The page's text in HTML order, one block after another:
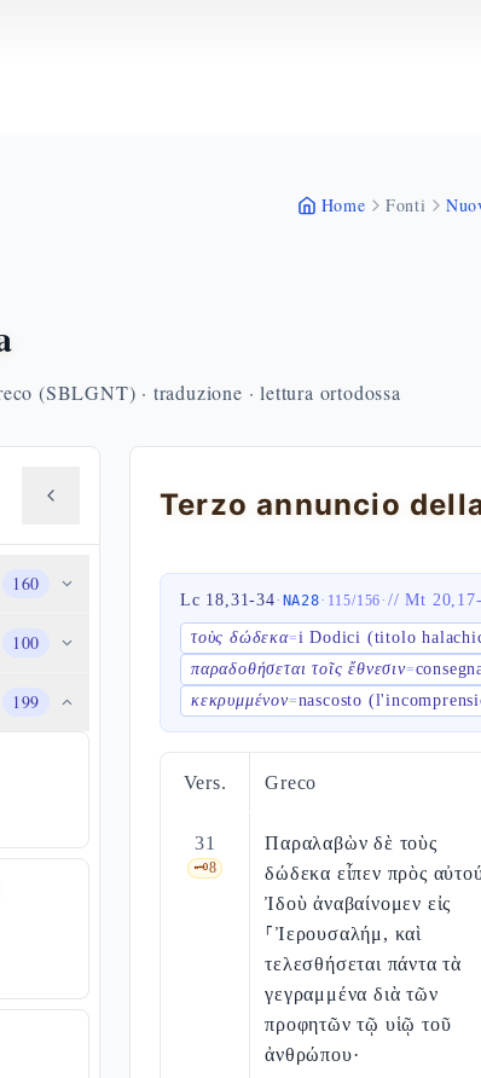
Home Fonti
(SBLGNT) · traduzione · lettura ortodossa
160
100
199
Terzo annuncio
Lc 18,31-34· NA28· 115/156·//Mt
τοὺς δώδεκα=i Dodici (titolo
παραδοθήσεται τοῖς ἔθνεσιν=
κεκρυμμένον=nascosto
Vers. Greco
31
🗝️8
Παραλαβὼν δὲ τοὺς
δώδεκα εἶπεν πρὸς
Ἰδοὺ ἀναβαίνομεν εἰς
⸀Ἰερουσαλήμ, καὶ
τελεσθήσεται πάντα τὰ
γεγραμμένα διὰ τῶν
προφητῶν τῷ υἱῷ τοῦ
ἀνθρώπου·